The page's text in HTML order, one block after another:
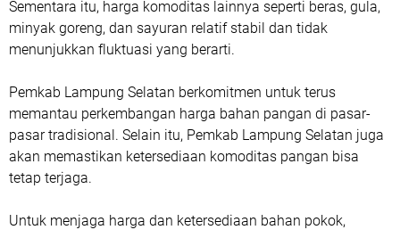
Sementara itu, harga komoditas lainnya seperti beras, gula,
minyak goreng, dan sayuran relatif stabil dan tidak
menunjukkan fluktuasi yang berarti.
Pemkab Lampung Selatan berkomitmen untuk terus
memantau perkembangan harga bahan pangan di pasar-
pasar tradisional. Selain itu, Pemkab Lampung Selatan juga
akan memastikan ketersediaan komoditas pangan bisa
tetap terjaga.
Untuk menjaga harga dan ketersediaan bahan pokok,